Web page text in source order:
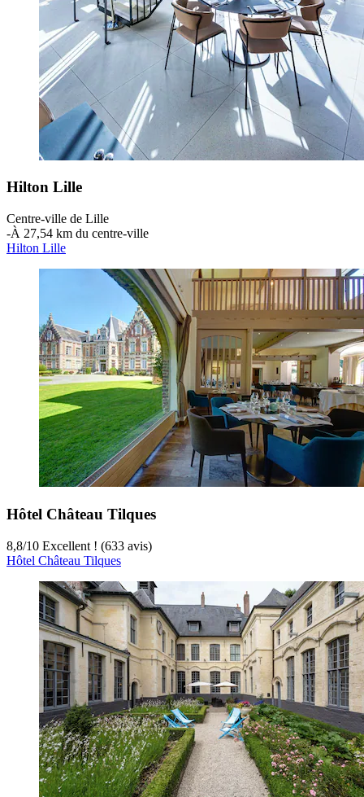
Hilton Lille
Centre-ville de Lille
‐À 27,54 km du centre-ville
Hilton Lille
Hôtel Château Tilques
8,8/10 Excellent ! (633 avis)
Hôtel Château Tilques